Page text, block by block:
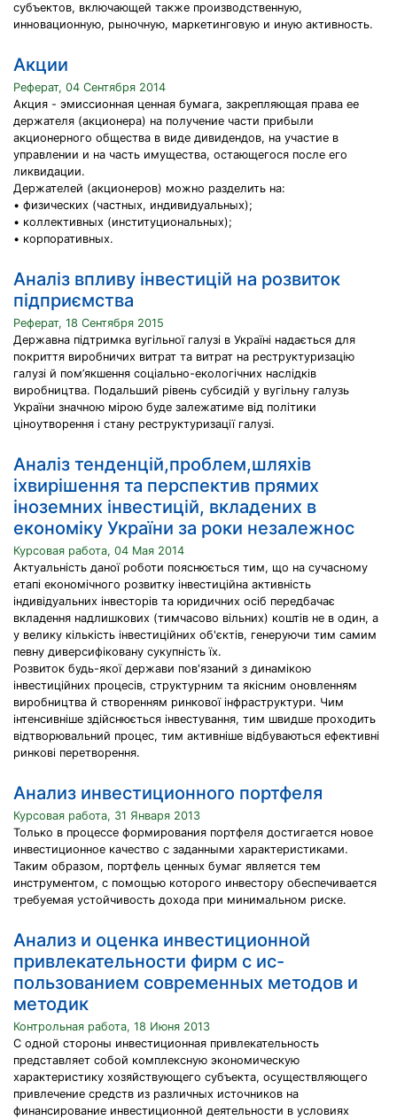
субъектов, включающей также производственную,
инновационную, рыночную, маркетинговую и иную активность.
Акции
Реферат, 04 Сентября 2014
Акция - эмиссионная ценная бумага, закрепляющая права ее
держателя (акционера) на получение части прибыли
акционерного общества в виде дивидендов, на участие в
управлении и на часть имущества, остающегося после его
ликвидации.
Держателей (акционеров) можно разделить на:
• физических (частных, индивидуальных);
• коллективных (институциональных);
• корпоративных.
Аналіз впливу інвестицій на розвиток
підприємства
Реферат, 18 Сентября 2015
Державна підтримка вугільної галузі в Україні надається для
покриття виробничих витрат та витрат на реструктуризацію
галузі й пом’якшення соціально-екологічних наслідків
виробництва. Подальший рівень субсидій у вугільну галузь
України значною мірою буде залежатиме від політики
ціноутворення і стану реструктуризації галузі.
Аналіз тенденцій,проблем,шляхів
іхвирішення та перспектив прямих
іноземних інвестицій, вкладених в
економіку України за роки незалежнос
Курсовая работа, 04 Мая 2014
Актуальність даної роботи пояснюється тим, що на сучасному
етапі економічного розвитку інвестиційна активність
індивідуальних інвесторів та юридичних осіб передбачає
вкладення надлишкових (тимчасово вільних) коштів не в один, а
у велику кількість інвестиційних об'єктів, генеруючи тим самим
певну диверсифіковану сукупність їх.
Розвиток будь-якої держави пов'язаний з динамікою
інвестиційних процесів, структурним та якісним оновленням
виробництва й створенням ринкової інфраструктури. Чим
інтенсивніше здійснюється інвестування, тим швидше проходить
відтворювальний процес, тим активніше відбуваються ефективні
ринкові перетворення.
Анализ инвестиционного портфеля
Курсовая работа, 31 Января 2013
Только в процессе формирования портфеля достигается новое
инвестиционное качество с заданными характеристиками.
Таким образом, портфель ценных бумаг является тем
инструментом, с помощью которого инвестору обеспечивается
требуемая устойчивость дохода при минимальном риске.
Анализ и оценка инвестиционной
привлекательности фирм с ис-
пользованием современных методов и
методик
Контрольная работа, 18 Июня 2013
С одной стороны инвестиционная привлекательность
представляет собой комплексную экономическую
характеристику хозяйствующего субъекта, осуществляющего
привлечение средств из различных источников на
финансирование инвестиционной деятельности в условиях